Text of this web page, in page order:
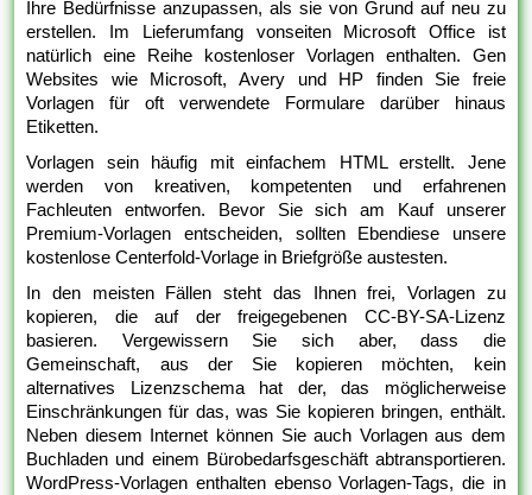
Ihre Bedürfnisse anzupassen, als sie von Grund auf neu zu
erstellen. Im Lieferumfang vonseiten Microsoft Office ist
natürlich eine Reihe kostenloser Vorlagen enthalten. Gen
Websites wie Microsoft, Avery und HP finden Sie freie
Vorlagen für oft verwendete Formulare darüber hinaus
Etiketten.
Vorlagen sein häufig mit einfachem HTML erstellt. Jene
werden von kreativen, kompetenten und erfahrenen
Fachleuten entworfen. Bevor Sie sich am Kauf unserer
Premium-Vorlagen entscheiden, sollten Ebendiese unsere
kostenlose Centerfold-Vorlage in Briefgröße austesten.
In den meisten Fällen steht das Ihnen frei, Vorlagen zu
kopieren, die auf der freigegebenen CC-BY-SA-Lizenz
basieren. Vergewissern Sie sich aber, dass die
Gemeinschaft, aus der Sie kopieren möchten, kein
alternatives Lizenzschema hat der, das möglicherweise
Einschränkungen für das, was Sie kopieren bringen, enthält.
Neben diesem Internet können Sie auch Vorlagen aus dem
Buchladen und einem Bürobedarfsgeschäft abtransportieren.
WordPress-Vorlagen enthalten ebenso Vorlagen-Tags, die in